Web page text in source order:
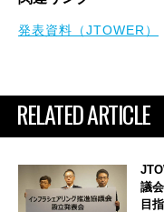
発表資料（JTOWER）
RELATED ARTICLE
議
目